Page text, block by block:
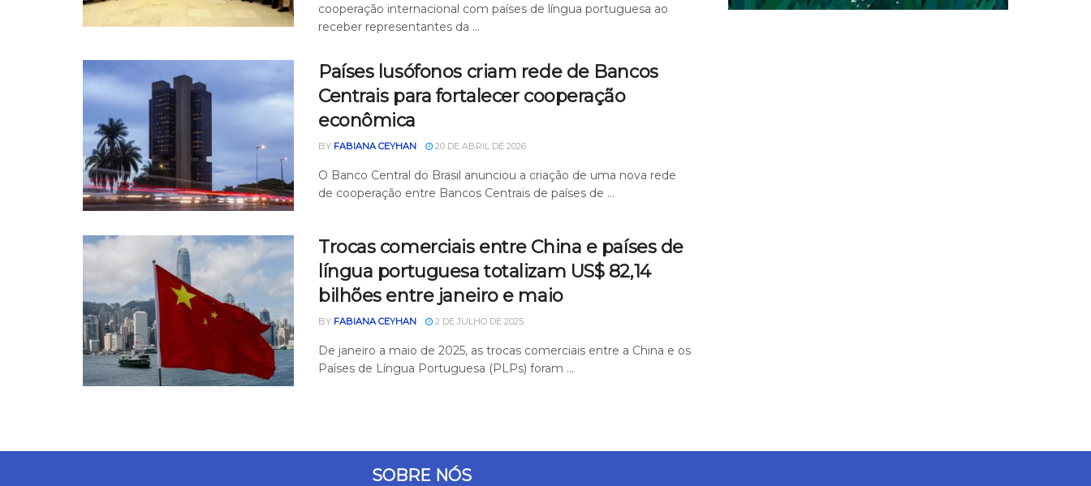
cooperação internacional com países de língua portuguesa ao
receber representantes da ...
Países lusófonos criam rede de Bancos
Centrais para fortalecer cooperação
econômica
BY FABIANA CEYHAN 20 DE ABRIL DE 2026
O Banco Central do Brasil anunciou a criação de uma nova rede
de cooperação entre Bancos Centrais de países de ...
Trocas comerciais entre China e países de
língua portuguesa totalizam US$ 82,14
bilhões entre janeiro e maio
BY FABIANA CEYHAN 2 DE JULHO DE 2025
De janeiro a maio de 2025, as trocas comerciais entre a China e os
Países de Língua Portuguesa (PLPs) foram ...
SOBRE NÓS